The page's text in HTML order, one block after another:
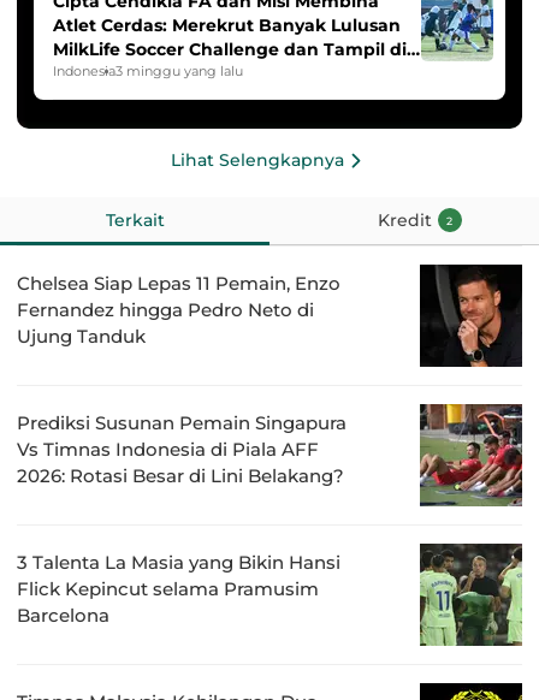
Atlet Cerdas: Merekrut Banyak Lulusan
MilkLife Soccer Challenge dan Tampil di
HYDROPLUS Soccer League
Indonesia3 minggu yang lalu
Lihat Selengkapnya
Terkait Kredit 2
Chelsea Siap Lepas 11 Pemain, Enzo
Fernandez hingga Pedro Neto di
Ujung Tanduk
Prediksi Susunan Pemain Singapura
Vs Timnas Indonesia di Piala AFF
2026: Rotasi Besar di Lini Belakang?
3 Talenta La Masia yang Bikin Hansi
Flick Kepincut selama Pramusim
Barcelona